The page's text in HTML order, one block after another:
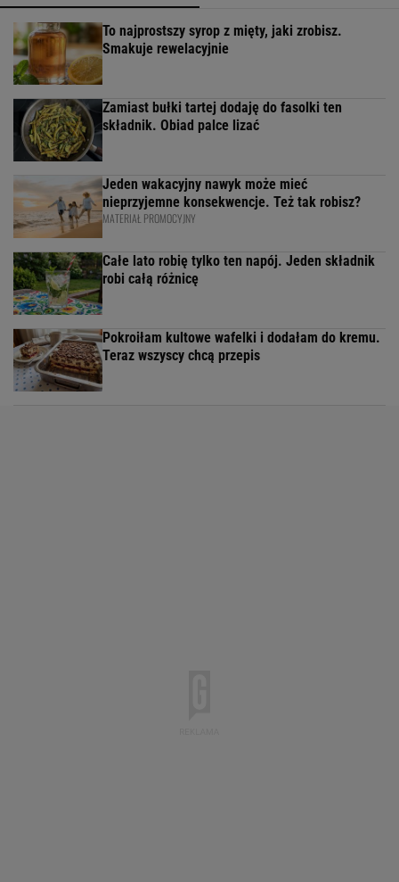
To najprostszy syrop z mięty, jaki zrobisz.
Smakuje rewelacyjnie
Zamiast bułki tartej dodaję do fasolki ten
składnik. Obiad palce lizać
Jeden wakacyjny nawyk może mieć
nieprzyjemne konsekwencje. Też tak robisz?
MATERIAŁ PROMOCYJNY
Całe lato robię tylko ten napój. Jeden składnik
robi całą różnicę
Pokroiłam kultowe wafelki i dodałam do kremu.
Teraz wszyscy chcą przepis